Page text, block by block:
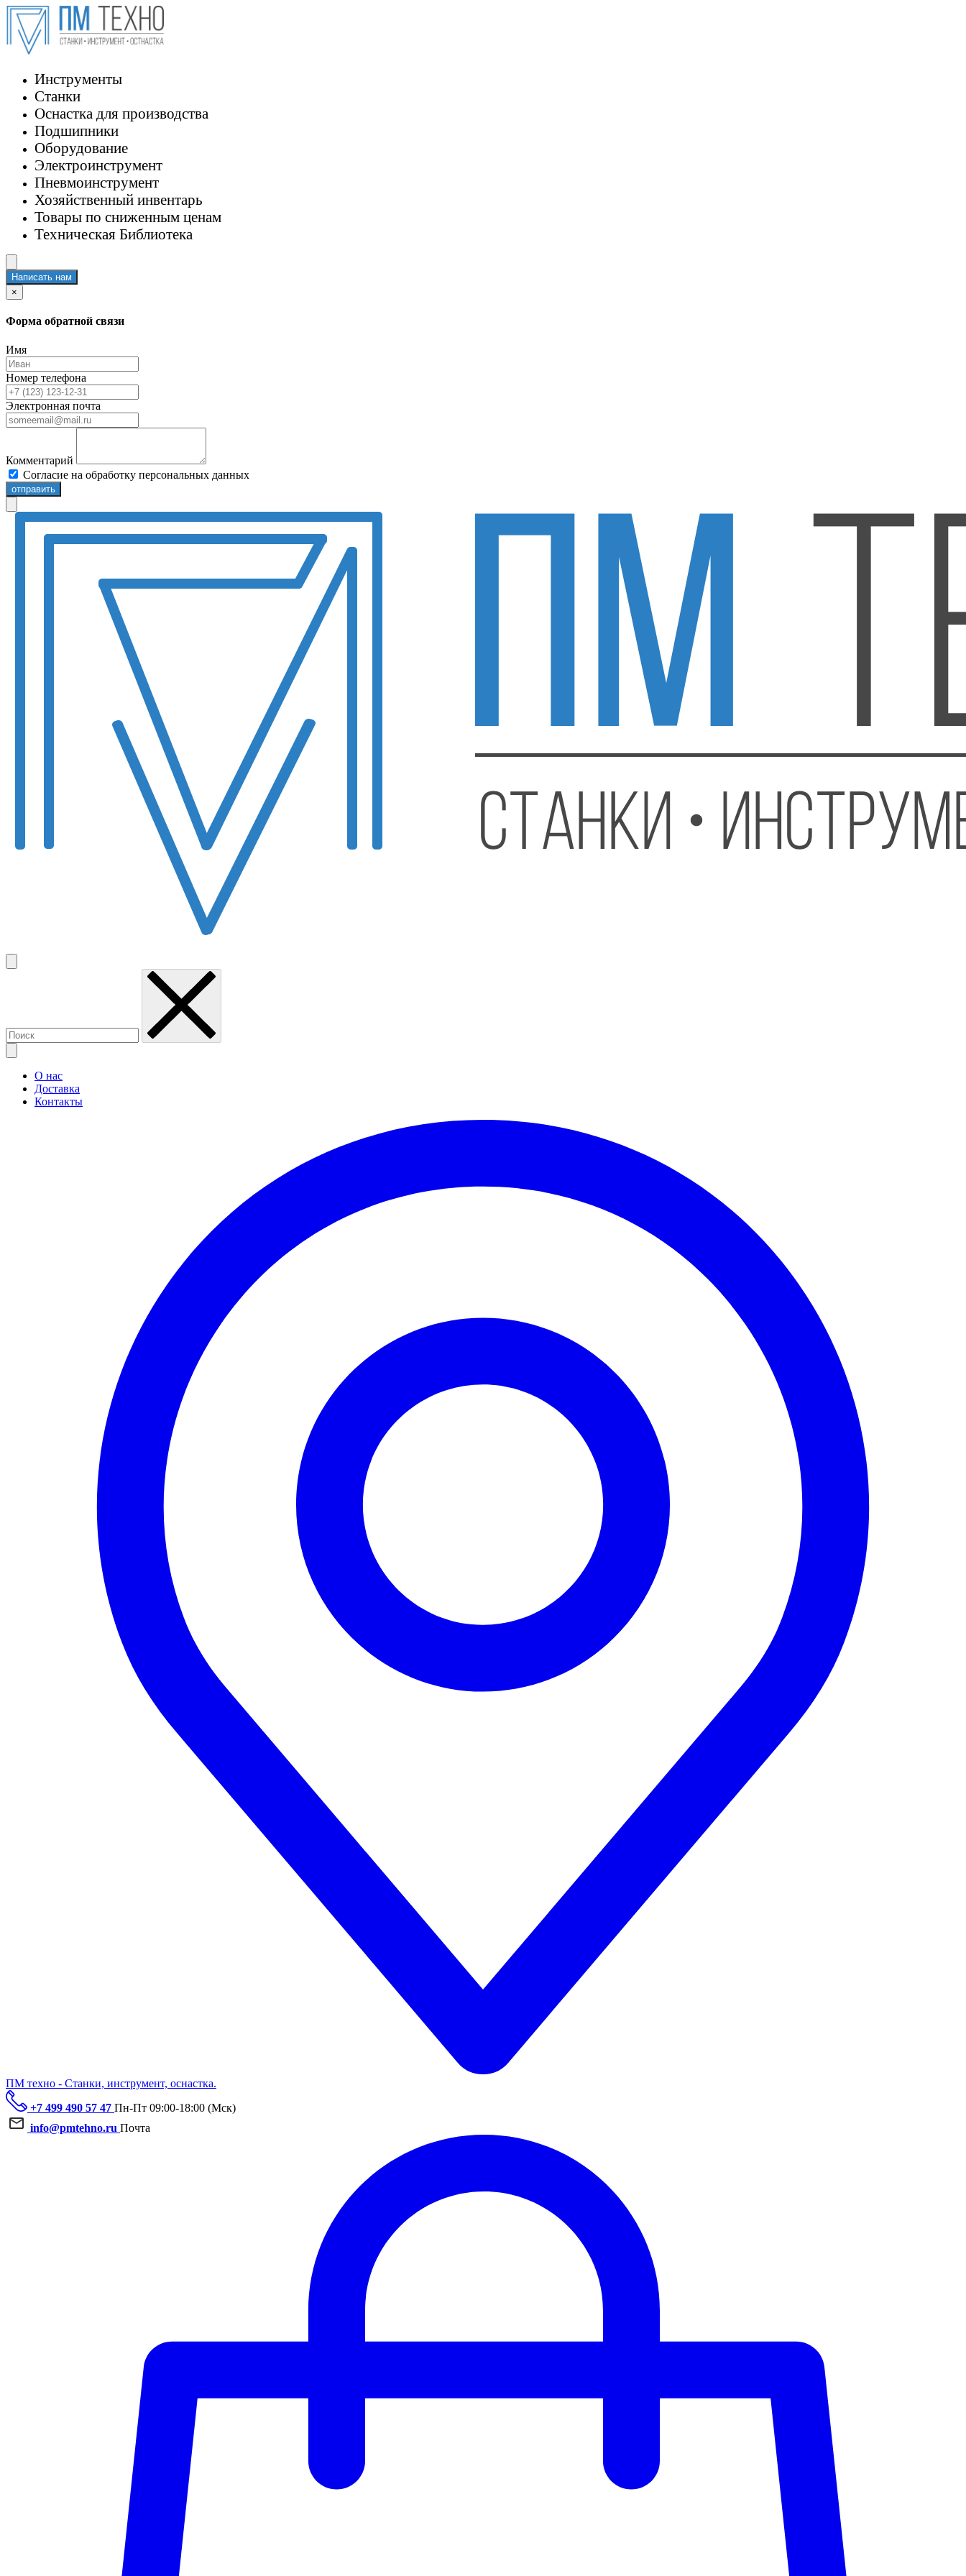
Инструменты
Станки
Оснастка для производства
Подшипники
Оборудование
Электроинструмент
Пневмоинструмент
Хозяйственный инвентарь
Товары по сниженным ценам
Техническая Библиотека
Написать нам
×
Форма обратной связи
Имя
Номер телефона
Электронная почта
Комментарий
Согласие на обработку персональных данных
отправить
О нас
Доставка
Контакты
ПМ техно - Станки, инструмент, оснастка.
+7 499 490 57 47 Пн-Пт 09:00-18:00 (Мск)
info@pmtehno.ru Почта